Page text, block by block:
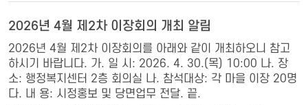
2026년 4월 제2차 이장회의 개최 알림
2026년 4월 제2차 이장회의를 아래와 같이 개최하오니 참고
하시기 바랍니다. 가. 일 시: 2026. 4. 30.(목) 10:00 나. 장
소: 행정복지센터 2층 회의실 나. 참석대상: 각 마을 이장 20명
다. 내 용: 시정홍보 및 당면업무 전달. 끝.